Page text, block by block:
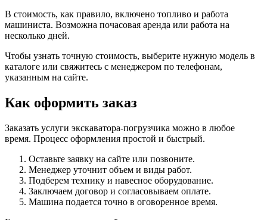
В стоимость, как правило, включено топливо и работа
машиниста. Возможна почасовая аренда или работа на
несколько дней.
Чтобы узнать точную стоимость, выберите нужную модель в
каталоге или свяжитесь с менеджером по телефонам,
указанным на сайте.
Как оформить заказ
Заказать услуги экскаватора-погрузчика можно в любое
время. Процесс оформления простой и быстрый.
Оставьте заявку на сайте или позвоните.
Менеджер уточнит объем и виды работ.
Подберем технику и навесное оборудование.
Заключаем договор и согласовываем оплате.
Машина подается точно в оговоренное время.